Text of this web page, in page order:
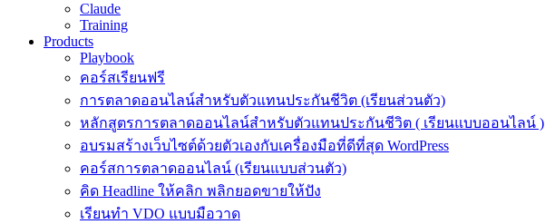
Claude
Training
Products
Playbook
คอร์สเรียนฟรี
การตลาดออนไลน์สำหรับตัวแทนประกันชีวิต (เรียนส่วนตัว)
หลักสูตรการตลาดออนไลน์สำหรับตัวแทนประกันชีวิต ( เรียนแบบออนไลน์ )
อบรมสร้างเว็บไซต์ด้วยตัวเองกับเครื่องมือที่ดีที่สุด WordPress
คอร์สการตลาดออนไลน์ (เรียนแบบส่วนตัว)
คิด Headline ให้คลิก พลิกยอดขายให้ปัง
เรียนทำ VDO แบบมือวาด